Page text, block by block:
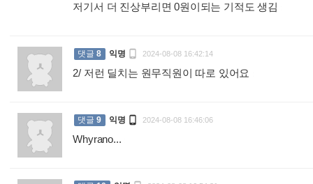
저기서 더 진상부리면 0원이되는 기적도 생김
댓글 8 익명  2024-08-08 16:42:14
2/ 저런 딜치는 원무직원이 따로 있어요
댓글 9 익명  2024-08-08 16:46:06
Whyrano...